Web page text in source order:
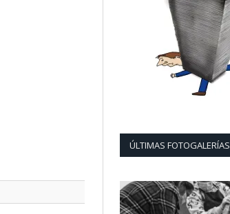
ÚLTIMAS FOTOGALERÍAS